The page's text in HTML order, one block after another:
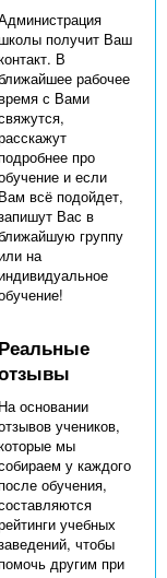
получит Ваш
В
рабочее
с Вами
про
и если
Вам всё подойдет,
Вас в
группу
на
Реальные
На основании
учеников,
мы
у каждого
обучения,
учебных
чтобы
другим при